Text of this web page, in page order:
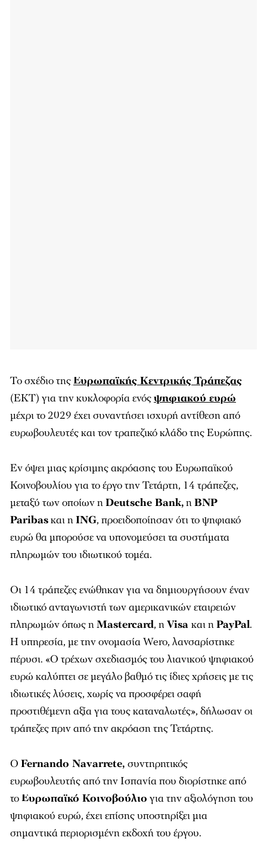
Το σχέδιο τηςΕυρωπαϊκής Κεντρικής Τράπεζας
(ΕΚΤ) για την κυκλοφορία ενόςψηφιακού ευρώ
μέχρι το 2029 έχει συναντήσει ισχυρή αντίθεση από
ευρωβουλευτές και τον τραπεζικό κλάδο της Ευρώπης.
Εν όψει μιας κρίσιμης ακρόασης του Ευρωπαϊκού
Κοινοβουλίου για το έργο την Τετάρτη, 14 τράπεζες,
μεταξύ των οποίων ηDeutsche Bank,ηBNP
Paribasκαι η ING, προειδοποίησαν ότι το ψηφιακό
ευρώ θα μπορούσε να υπονομεύσει τα συστήματα
πληρωμών του ιδιωτικού τομέα.
Οι 14 τράπεζες ενώθηκαν για να δημιουργήσουν έναν
ιδιωτικό ανταγωνιστή των αμερικανικών εταιρειών
πληρωμών όπως ηMastercard, ηVisa και ηPayPal.
Η υπηρεσία, με την ονομασία Wero, λανσαρίστηκε
πέρυσι. «Ο τρέχων σχεδιασμός του λιανικού ψηφιακού
ευρώ καλύπτει σε μεγάλο βαθμό τις ίδιες χρήσεις με τις
ιδιωτικές λύσεις, χωρίς να προσφέρει σαφή
προστιθέμενη αξία για τους καταναλωτές», δήλωσαν οι
τράπεζες πριν από την ακρόαση της Τετάρτης.
Ο Fernando Navarrete, συντηρητικός
ευρωβουλευτής από την Ισπανία που διορίστηκε από
τοΕυρωπαϊκό Κοινοβούλιο για την αξιολόγηση του
ψηφιακού ευρώ, έχει επίσης υποστηρίξει μια
σημαντικά περιορισμένη εκδοχή του έργου.